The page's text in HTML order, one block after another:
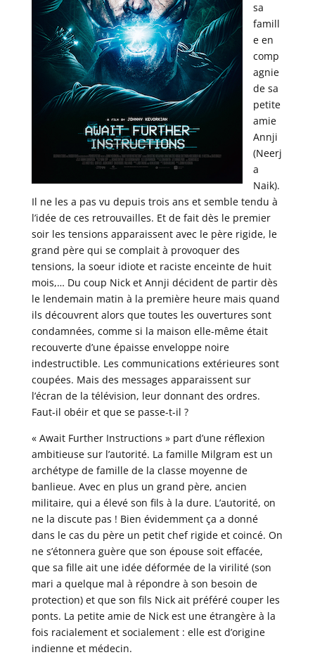
sa
famill
e en
comp
agnie
de sa
petite
amie
Annji
(Neerj
a
Naik).
Il ne les a pas vu depuis trois ans et semble tendu à
l’idée de ces retrouvailles. Et de fait dès le premier
soir les tensions apparaissent avec le père rigide, le
grand père qui se complait à provoquer des
tensions, la soeur idiote et raciste enceinte de huit
mois,… Du coup Nick et Annji décident de partir dès
le lendemain matin à la première heure mais quand
ils découvrent alors que toutes les ouvertures sont
condamnées, comme si la maison elle-même était
recouverte d’une épaisse enveloppe noire
indestructible. Les communications extérieures sont
coupées. Mais des messages apparaissent sur
l’écran de la télévision, leur donnant des ordres.
Faut-il obéir et que se passe-t-il ?
« Await Further Instructions » part d’une réflexion
ambitieuse sur l’autorité. La famille Milgram est un
archétype de famille de la classe moyenne de
banlieue. Avec en plus un grand père, ancien
militaire, qui a élevé son fils à la dure. L’autorité, on
ne la discute pas ! Bien évidemment ça a donné
dans le cas du père un petit chef rigide et coincé. On
ne s’étonnera guère que son épouse soit effacée,
que sa fille ait une idée déformée de la virilité (son
mari a quelque mal à répondre à son besoin de
protection) et que son fils Nick ait préféré couper les
ponts. La petite amie de Nick est une étrangère à la
fois racialement et socialement : elle est d’origine
indienne et médecin.